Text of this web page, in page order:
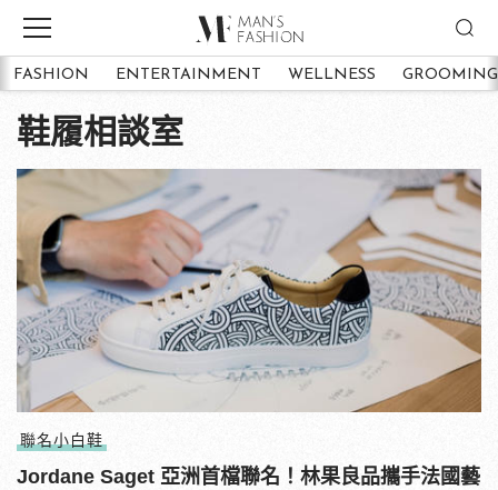
FASHION ENTERTAINMENT WELLNESS GROOMING
鞋履相談室
聯名小白鞋
Jordane Saget 亞洲首檔聯名！林果良品攜手法國藝